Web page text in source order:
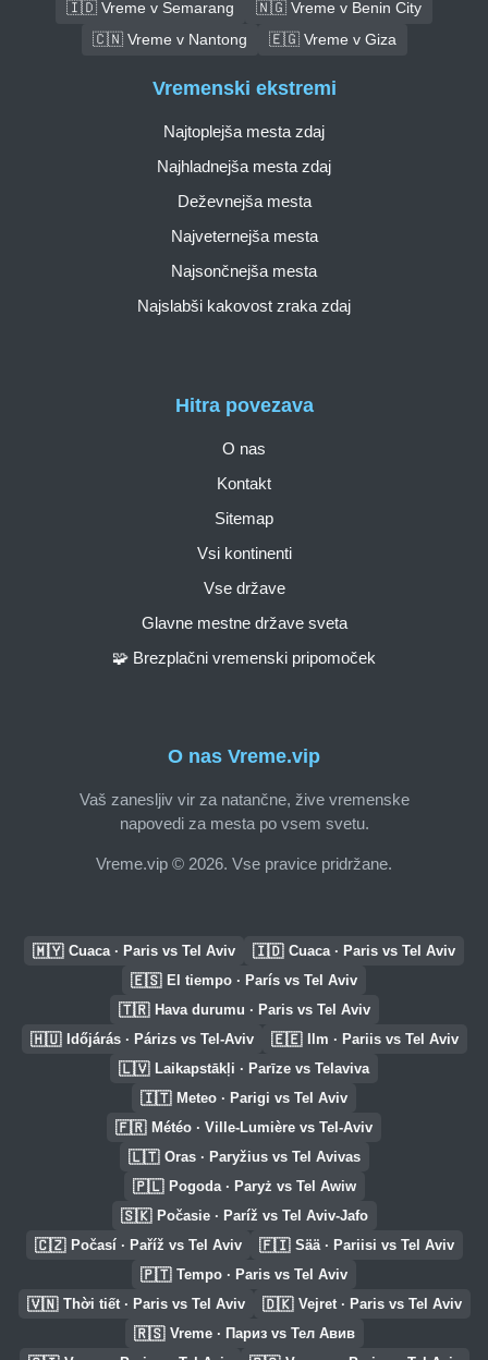
🇮🇩 Vreme v Semarang
🇳🇬 Vreme v Benin City
🇨🇳 Vreme v Nantong
🇪🇬 Vreme v Giza
O nas Vreme.vip
Vaš zanesljiv vir za natančne, žive vremenske
napovedi za mesta po vsem svetu.
Vreme.vip © 2026. Vse pravice pridržane.
Hitra povezava
O nas
Kontakt
Sitemap
Vsi kontinenti
Vse države
Glavne mestne države sveta
🧩 Brezplačni vremenski pripomoček
Vremenski ekstremi
Najtoplejša mesta zdaj
Najhladnejša mesta zdaj
Deževnejša mesta
Najveternejša mesta
Najsončnejša mesta
Najslabši kakovost zraka zdaj
🇲🇾 Cuaca · Paris vs Tel Aviv 🇮🇩 Cuaca · Paris vs Tel Aviv
🇪🇸 El tiempo · París vs Tel Aviv
🇹🇷 Hava durumu · Paris vs Tel Aviv
🇭🇺 Időjárás · Párizs vs Tel-Aviv 🇪🇪 Ilm · Pariis vs Tel Aviv
🇱🇻 Laikapstākļi · Parīze vs Telaviva
🇮🇹 Meteo · Parigi vs Tel Aviv
🇫🇷 Météo · Ville-Lumière vs Tel-Aviv
🇱🇹 Oras · Paryžius vs Tel Avivas
🇵🇱 Pogoda · Paryż vs Tel Awiw
🇸🇰 Počasie · Paríž vs Tel Aviv-Jafo
🇨🇿 Počasí · Paříž vs Tel Aviv 🇫🇮 Sää · Pariisi vs Tel Aviv
🇵🇹 Tempo · Paris vs Tel Aviv
🇻🇳 Thời tiết · Paris vs Tel Aviv 🇩🇰 Vejret · Paris vs Tel Aviv
🇷🇸 Vreme · Париз vs Тел Авив